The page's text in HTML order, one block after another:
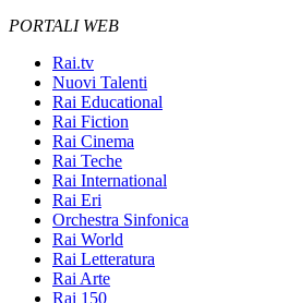
PORTALI WEB
Rai.tv
Nuovi Talenti
Rai Educational
Rai Fiction
Rai Cinema
Rai Teche
Rai International
Rai Eri
Orchestra Sinfonica
Rai World
Rai Letteratura
Rai Arte
Rai 150